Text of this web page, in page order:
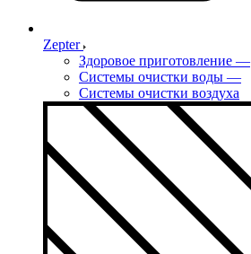
Zepter
Здоровое приготовление —
Системы очистки воды —
Системы очистки воздуха